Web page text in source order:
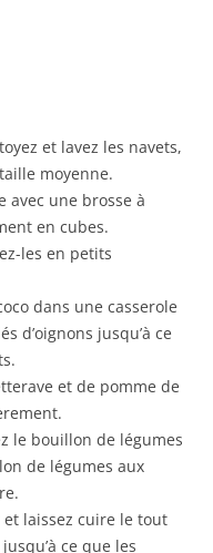
et lavez les navets,
moyenne.
avec une brosse à
en cubes.
les en petits
dans une casserole
d’oignons jusqu’à ce
et de pomme de
le bouillon de légumes
de légumes aux
laissez cuire le tout
ce que les